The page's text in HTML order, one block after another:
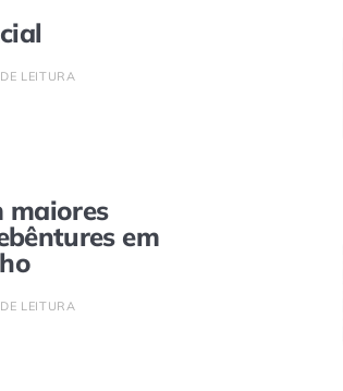
LEITURA
maiores
em
LEITURA